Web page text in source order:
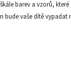
barev a vzorů,
bude vaše dítě vypadat